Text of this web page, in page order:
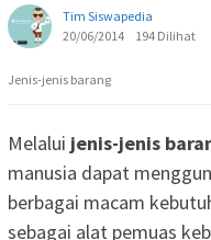
Tim Siswapedia
20/06/2014
194 Dilihat
Jenis-jenis barang
Melalui jenis-jenis
manusia dapat
berbagai macam
sebagai alat pemuas